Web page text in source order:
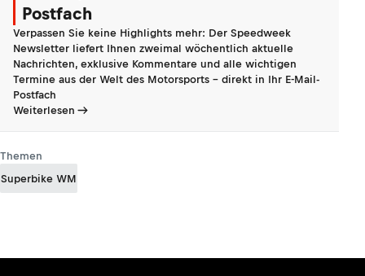
Postfach
Verpassen Sie keine Highlights mehr: Der Speedweek
Newsletter liefert Ihnen zweimal wöchentlich aktuelle
Nachrichten, exklusive Kommentare und alle wichtigen
Termine aus der Welt des Motorsports - direkt in Ihr E-Mail-
Postfach
Weiterlesen
Themen
Superbike WM